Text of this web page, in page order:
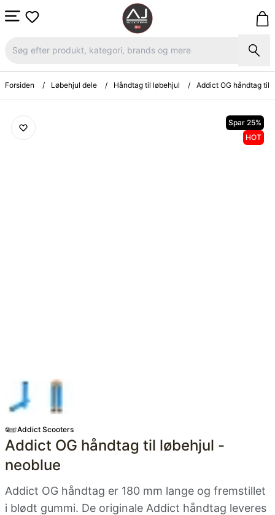
Forsiden / Løbehjul dele / Håndtag til løbehjul / Addict OG håndtag til
Spar 25%
HOT
Addict Scooters
Addict OG håndtag til løbehjul -
neoblue
Addict OG håndtag er 180 mm lange og fremstillet
i blødt gummi. De originale Addict håndtag leveres